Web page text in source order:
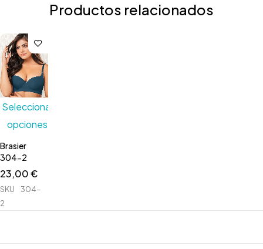
Productos relacionados
Seleccionar
opciones
Brasier
304-2
23,00€
SKU
304-
2